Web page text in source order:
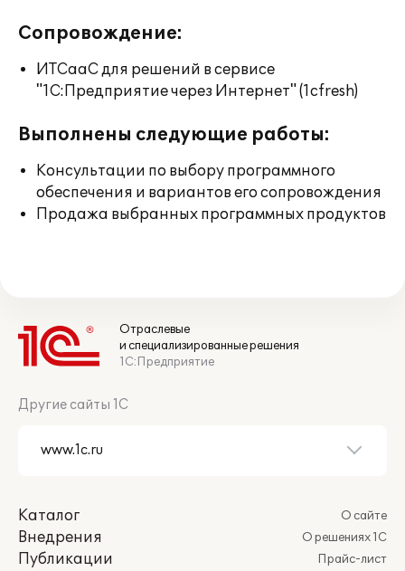
Сопровождение:
ИТСааС для решений в сервисе
"1С:Предприятие через Интернет" (1cfresh)
Выполнены следующие работы:
Консультации по выбору программного
обеспечения и вариантов его сопровождения
Продажа выбранных программных продуктов
Отраслевые
и специализированные решения
1С:Предприятие
Другие сайты 1С
Каталог
Внедрения
Публикации
О сайте
О решениях 1С
Прайс-лист